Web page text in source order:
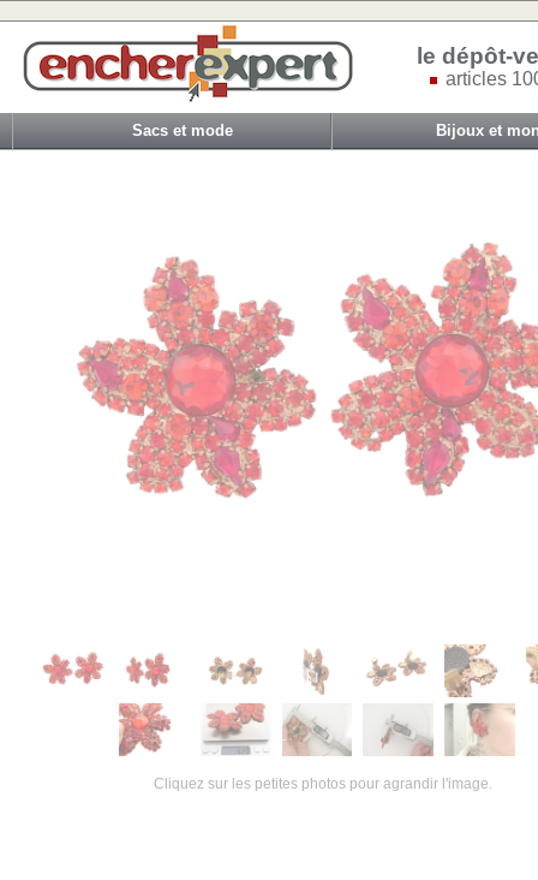
le dépôt-
articles
Sacs et mode Bijoux et
Cliquez sur les petites photos pour agrandir l'image.